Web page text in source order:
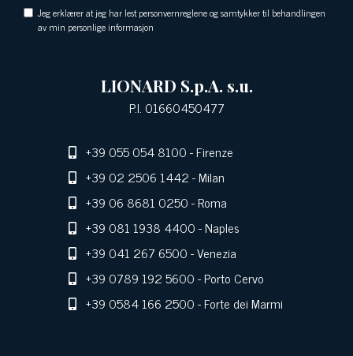
Jeg erklærer at jeg har lest personvernreglene og samtykker til behandlingen
av min personlige informasjon
LIONARD S.p.A. s.u.
P.I. 01660450477
+39 055 054 8100- Firenze
+39 02 2506 1442- Milan
+39 06 8681 0250- Roma
+39 081 1938 4400- Naples
+39 041 267 6500- Venezia
+39 0789 192 5600- Porto Cervo
+39 0584 166 2500- Forte dei Marmi